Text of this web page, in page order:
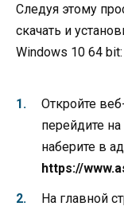
Следуя этому
скачать и
Windows 10 64 bit:
Откройте
перейдите
наберите в
https://
На главной